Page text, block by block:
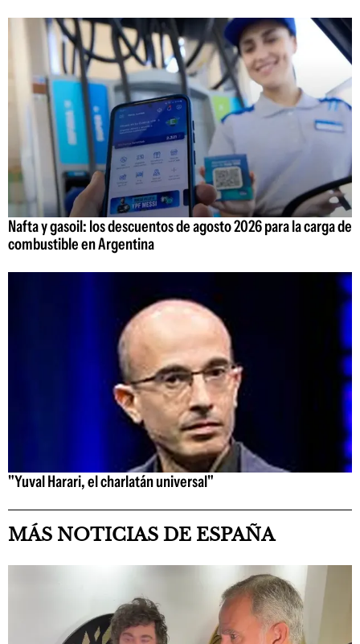
Nafta y gasoil: los descuentos de agosto 2026 para la carga de
combustible en Argentina
"Yuval Harari, el charlatán universal"
MÁS NOTICIAS DE ESPAÑA